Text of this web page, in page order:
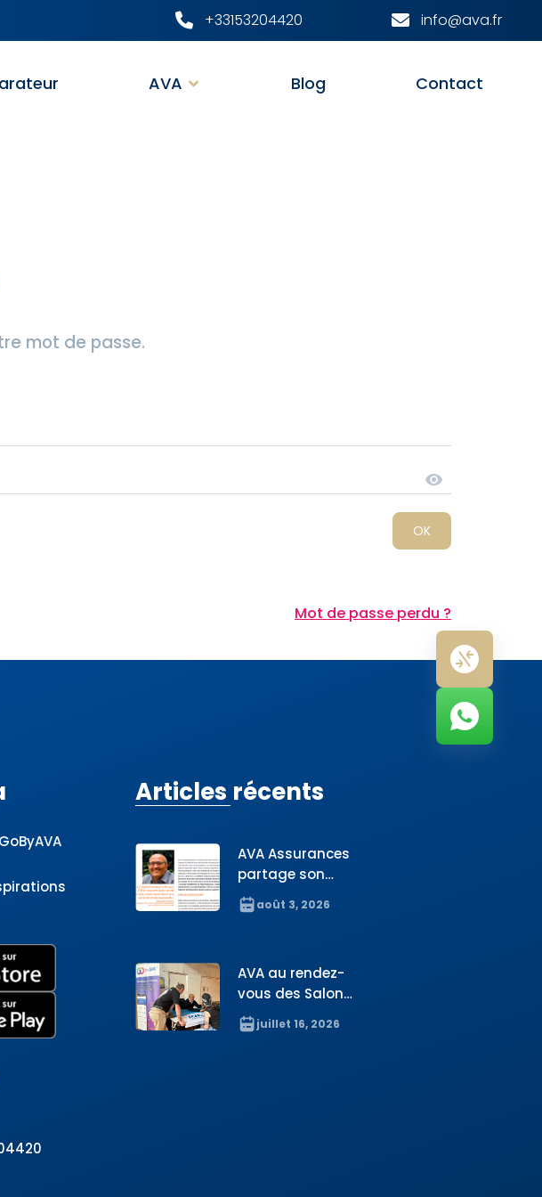
+33153204420 info@ava.fr
AVA Blog Contact
mot de passe.
Mot de passe perdu ?
Articles récents
AVA Assurances
partage son
expertise sur la
protection des
des Français à
l’étranger
août 3, 2026
AVA au rendez-
vous des Salons
du PVT Australie
à Lyon et à Paris
juillet 16, 2026